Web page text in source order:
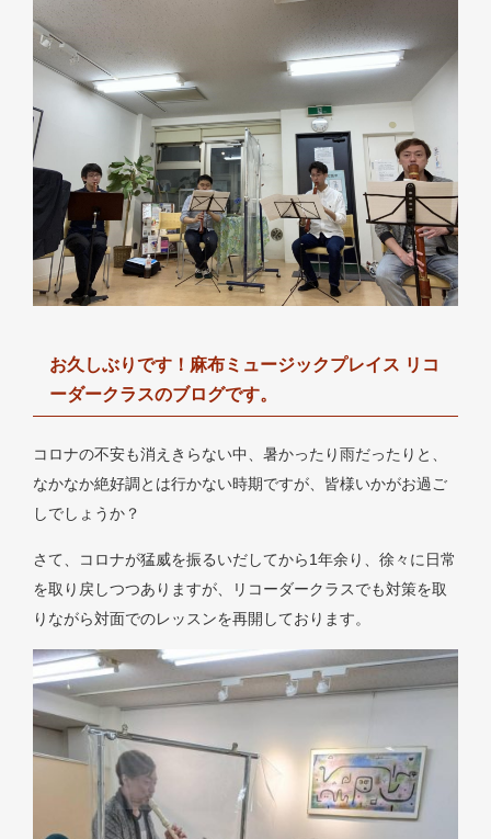
お久しぶりです！麻布ミュージックプレイス リコ
ーダークラスのブログです。
コロナの不安も消えきらない中、暑かったり雨だったりと、
なかなか絶好調とは行かない時期ですが、皆様いかがお過ご
しでしょうか？
さて、コロナが猛威を振るいだしてから1年余り、徐々に日常
を取り戻しつつありますが、リコーダークラスでも対策を取
りながら対面でのレッスンを再開しております。